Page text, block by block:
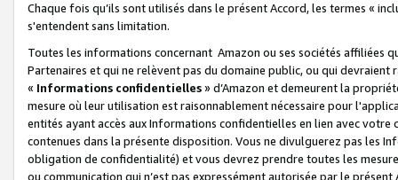
Chaque fois qu’ils sont utilisés dans le présent Accord, les termes «
s'entendent sans limitation.
Toutes les informations concernant Amazon ou ses sociétés affiliées
Partenaires et qui ne relèvent pas du domaine public, ou qui
« Informations confidentielles» d’Amazon et demeurent la
mesure où leur utilisation est raisonnablement nécessaire pour
entités ayant accès aux Informations confidentielles en lien avec
contenues dans la présente disposition. Vous ne divulguerez pas les
obligation de confidentialité) et vous devrez prendre toutes les
ou communication qui n’est pas expressément autorisée par le